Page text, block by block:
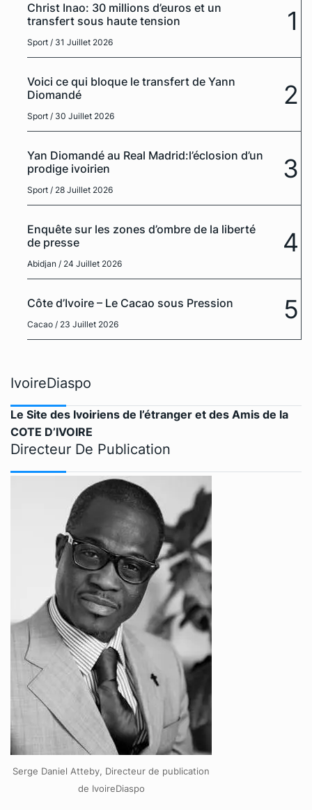
Christ Inao: 30 millions d’euros et un
transfert sous haute tension
Sport / 31 Juillet 2026
1
Voici ce qui bloque le transfert de Yann
Diomandé
Sport / 30 Juillet 2026
2
Yan Diomandé au Real Madrid:l’éclosion d’un
prodige ivoirien
Sport / 28 Juillet 2026
3
Enquête sur les zones d’ombre de la liberté
de presse
Abidjan / 24 Juillet 2026
4
Côte d’Ivoire – Le Cacao sous Pression
Cacao / 23 Juillet 2026 5
IvoireDiaspo
Le Site des Ivoiriens de l’étranger et des Amis de la
COTE D’IVOIRE
Directeur De Publication
Serge Daniel Atteby, Directeur de publication
de IvoireDiaspo